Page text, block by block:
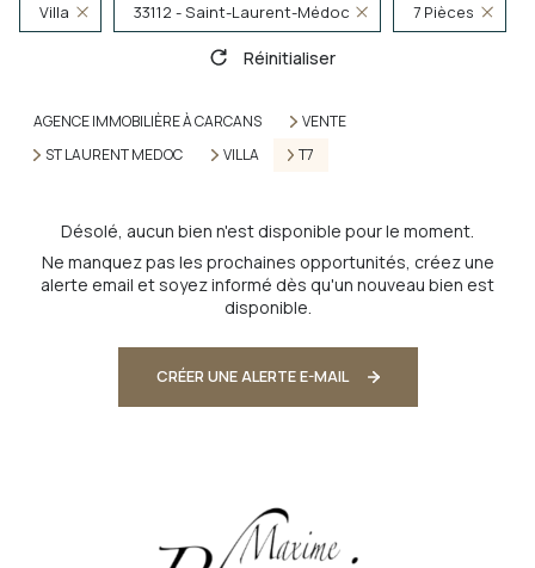
Villa 33112 - Saint-Laurent-Médoc 7 Pièces
Réinitialiser
AGENCE IMMOBILIÈRE À CARCANS
VENTE
ST LAURENT MEDOC
VILLA T7
Désolé, aucun bien n'est disponible pour le moment.
Ne manquez pas les prochaines opportunités, créez une
alerte email et soyez informé dès qu'un nouveau bien est
disponible.
CRÉER UNE ALERTE E-MAIL